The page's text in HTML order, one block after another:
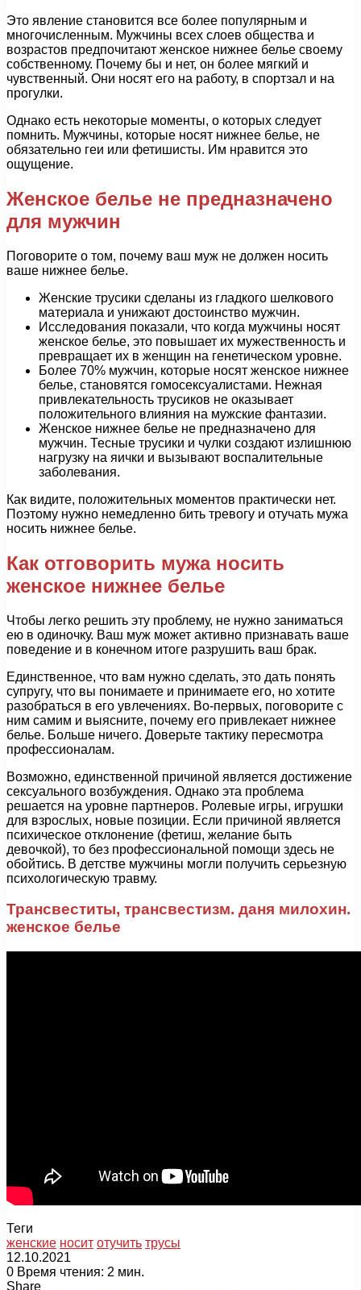
Это явление становится все более популярным и
многочисленным. Мужчины всех слоев общества и
возрастов предпочитают женское нижнее белье своему
собственному. Почему бы и нет, он более мягкий и
чувственный. Они носят его на работу, в спортзал и на
прогулки.
Однако есть некоторые моменты, о которых следует
помнить. Мужчины, которые носят нижнее белье, не
обязательно геи или фетишисты. Им нравится это
ощущение.
Женское белье не предназначено
для мужчин
Поговорите о том, почему ваш муж не должен носить
ваше нижнее белье.
Женские трусики сделаны из гладкого шелкового
материала и унижают достоинство мужчин.
Исследования показали, что когда мужчины носят
женское белье, это повышает их мужественность и
превращает их в женщин на генетическом уровне.
Более 70% мужчин, которые носят женское нижнее
белье, становятся гомосексуалистами. Нежная
привлекательность трусиков не оказывает
положительного влияния на мужские фантазии.
Женское нижнее белье не предназначено для
мужчин. Тесные трусики и чулки создают излишнюю
нагрузку на яички и вызывают воспалительные
заболевания.
Как видите, положительных моментов практически нет.
Поэтому нужно немедленно бить тревогу и отучать мужа
носить нижнее белье.
Как отговорить мужа носить
женское нижнее белье
Чтобы легко решить эту проблему, не нужно заниматься
ею в одиночку. Ваш муж может активно признавать ваше
поведение и в конечном итоге разрушить ваш брак.
Единственное, что вам нужно сделать, это дать понять
супругу, что вы понимаете и принимаете его, но хотите
разобраться в его увлечениях. Во-первых, поговорите с
ним самим и выясните, почему его привлекает нижнее
белье. Больше ничего. Доверьте тактику пересмотра
профессионалам.
Возможно, единственной причиной является достижение
сексуального возбуждения. Однако эта проблема
решается на уровне партнеров. Ролевые игры, игрушки
для взрослых, новые позиции. Если причиной является
психическое отклонение (фетиш, желание быть
девочкой), то без профессиональной помощи здесь не
обойтись. В детстве мужчины могли получить серьезную
психологическую травму.
Трансвеститы, трансвестизм. даня милохин.
женское белье
Теги
женские носит отучить трусы
12.10.2021
0 Время чтения: 2 мин.
Share